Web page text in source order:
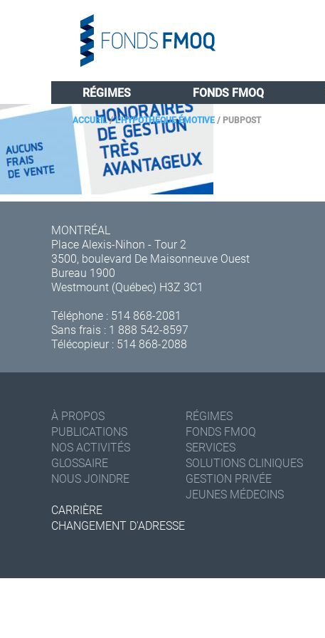
RÉGIMES FONDS FMOQ
ACCUEIL/L’HYPOTHÈQUE ÉMOTIVE/ PUBPOST
MONTRÉAL
Place Alexis-Nihon - Tour 2
3500, boulevard De Maisonneuve Ouest
Bureau 1900
Westmount (Québec) H3Z 3C1
Téléphone : 514 868-2081
Sans frais : 1 888 542-8597
Télécopieur : 514 868-2088
À PROPOS
PUBLICATIONS
NOS ACTIVITÉS
GLOSSAIRE
NOUS JOINDRE
RÉGIMES
FONDS FMOQ
SERVICES
SOLUTIONS CLINIQUES
GESTION PRIVÉE
JEUNES MÉDECINS
CARRIÈRE
CHANGEMENT D'ADRESSE